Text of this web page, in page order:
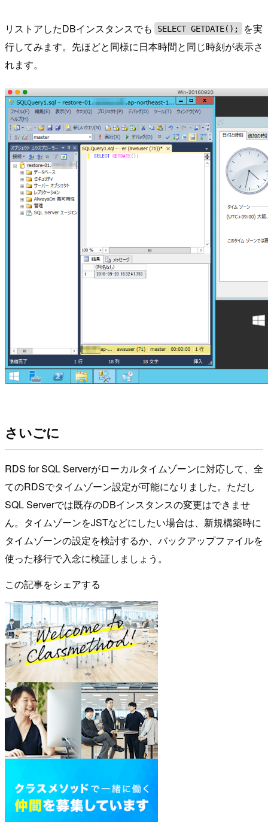
リストアしたDBインスタンスでも SELECT GETDATE();
を実
行してみます。先ほどと同様に日本時間と同じ時刻が表示さ
れます。
さいごに
RDS for SQL Serverがローカルタイムゾーンに対応して、全
てのRDSでタイムゾーン設定が可能になりました。ただし
SQL Serverでは既存のDBインスタンスの変更はできませ
ん。タイムゾーンをJSTなどにしたい場合は、新規構築時に
タイムゾーンの設定を検討するか、バックアップファイルを
使った移行で入念に検証しましょう。
この記事をシェアする